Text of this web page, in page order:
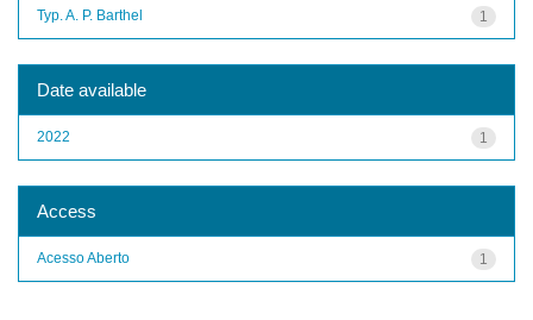
1
Typ. A. P. Barthel
Date available
1
2022
Access
1
Acesso Aberto